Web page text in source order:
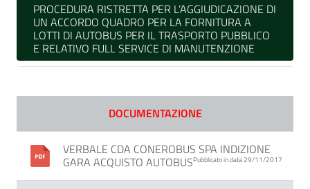
PROCEDURA RISTRETTA PER L’AGGIUDICAZIONE DI
UN ACCORDO QUADRO PER LA FORNITURA A
LOTTI DI AUTOBUS PER IL TRASPORTO PUBBLICO
E RELATIVO FULL SERVICE DI MANUTENZIONE
DOCUMENTAZIONE
VERBALE CDA CONEROBUS SPA INDIZIONE
GARA ACQUISTO AUTOBUSPubblicato in data 29/11/2017